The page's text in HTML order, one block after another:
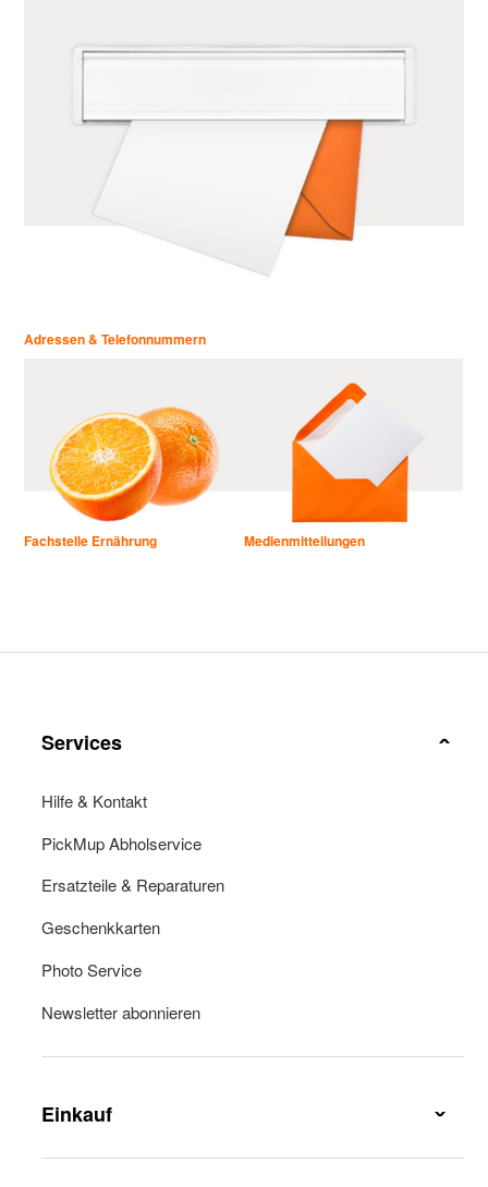
Adressen & Telefonnummern
Fachstelle Ernährung Medienmitteilungen
Services
Hilfe & Kontakt
PickMup Abholservice
Ersatzteile & Reparaturen
Geschenkkarten
Photo Service
Newsletter abonnieren
Einkauf
Lieferung & Lieferkosten